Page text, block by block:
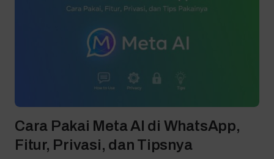
Cara Pakai Meta AI di WhatsApp,
Fitur, Privasi, dan Tipsnya